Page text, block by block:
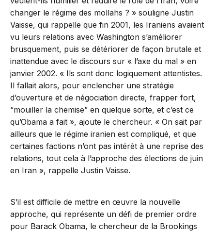
changer le régime des mollahs ? » souligne Justin
Vaisse, qui rappelle que fin 2001, les Iraniens avaient
vu leurs relations avec Washington s’améliorer
brusquement, puis se détériorer de façon brutale et
inattendue avec le discours sur « l’axe du mal » en
janvier 2002. « Ils sont donc logiquement attentistes.
Il fallait alors, pour enclencher une stratégie
d’ouverture et de négociation directe, frapper fort,
“mouiller la chemise” en quelque sorte, et c’est ce
qu’Obama a fait », ajoute le chercheur. « On sait par
ailleurs que le régime iranien est compliqué, et que
certaines factions n’ont pas intérêt à une reprise des
relations, tout cela à l’approche des élections de juin
en Iran », rappelle Justin Vaisse.
S’il est difficile de mettre en œuvre la nouvelle
approche, qui représente un défi de premier ordre
pour Barack Obama, le chercheur de la Brookings